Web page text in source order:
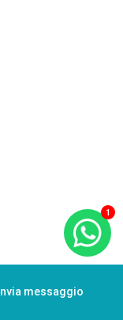
1
Invia messaggio